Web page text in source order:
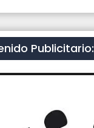
Publicitario: